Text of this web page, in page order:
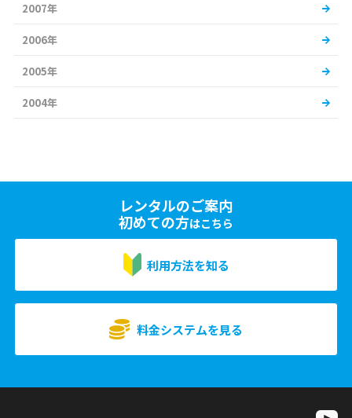
2007年
2006年
2005年
2004年
レンタルのご案内
初めての方はこちら
利用方法を知る
料金システムを見る